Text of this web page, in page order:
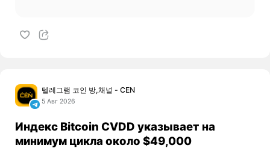
텔레그램 코인 방,채널 - CEN
5 Авг 2026
Индекс Bitcoin CVDD указывает на
минимум цикла около $49,000